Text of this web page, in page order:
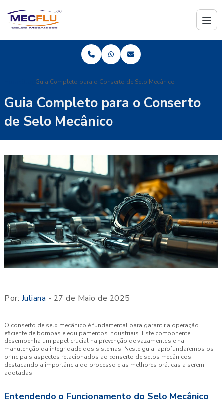
Guia Completo para o Conserto de Selo Mecânico
Guia Completo para o Conserto
de Selo Mecânico
Por: Juliana - 27 de Maio de 2025
O conserto de selo mecânico é fundamental para garantir a operação
eficiente de bombas e equipamentos industriais. Este componente
desempenha um papel crucial na prevenção de vazamentos e na
manutenção da integridade dos sistemas. Neste guia, aprofundaremos os
principais aspectos relacionados ao conserto de selos mecânicos,
destacando a importância do processo e as melhores práticas a serem
adotadas.
Entendendo o Funcionamento do Selo Mecânico